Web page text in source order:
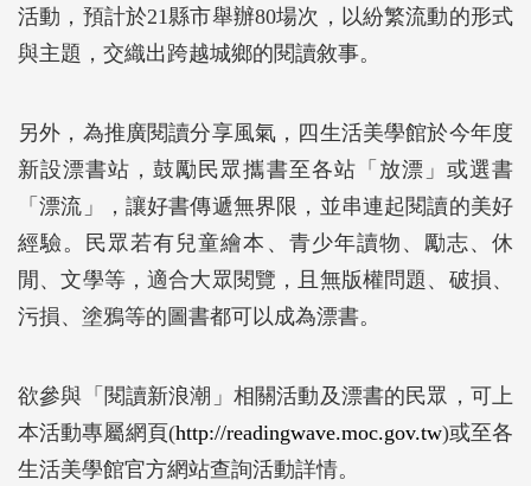
活動，預計於21縣市舉辦80場次，以紛繁流動的形式
與主題，交織出跨越城鄉的閱讀敘事。
另外，為推廣閱讀分享風氣，四生活美學館於今年度
新設漂書站，鼓勵民眾攜書至各站「放漂」或選書
「漂流」，讓好書傳遞無界限，並串連起閱讀的美好
經驗。民眾若有兒童繪本、青少年讀物、勵志、休
閒、文學等，適合大眾閱覽，且無版權問題、破損、
污損、塗鴉等的圖書都可以成為漂書。
欲參與「閱讀新浪潮」相關活動及漂書的民眾，可上
本活動專屬網頁(http://readingwave.moc.gov.tw)或至各
生活美學館官方網站查詢活動詳情。